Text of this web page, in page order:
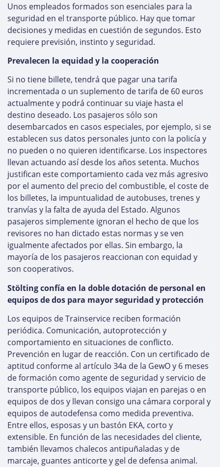
Unos empleados formados son esenciales para la
seguridad en el transporte público. Hay que tomar
decisiones y medidas en cuestión de segundos. Esto
requiere previsión, instinto y seguridad.
Prevalecen la equidad y la cooperación
Si no tiene billete, tendrá que pagar una tarifa
incrementada o un suplemento de tarifa de 60 euros
actualmente y podrá continuar su viaje hasta el
destino deseado. Los pasajeros sólo son
desembarcados en casos especiales, por ejemplo, si se
establecen sus datos personales junto con la policía y
no pueden o no quieren identificarse. Los inspectores
llevan actuando así desde los años setenta. Muchos
justifican este comportamiento cada vez más agresivo
por el aumento del precio del combustible, el coste de
los billetes, la impuntualidad de autobuses, trenes y
tranvías y la falta de ayuda del Estado. Algunos
pasajeros simplemente ignoran el hecho de que los
revisores no han dictado estas normas y se ven
igualmente afectados por ellas. Sin embargo, la
mayoría de los pasajeros reaccionan con equidad y
son cooperativos.
Stölting confía en la doble dotación de personal en
equipos de dos para mayor seguridad y protección
Los equipos de Trainservice reciben formación
periódica. Comunicación, autoprotección y
comportamiento en situaciones de conflicto.
Prevención en lugar de reacción. Con un certificado de
aptitud conforme al artículo 34a de la GewO y 6 meses
de formación como agente de seguridad y servicio de
transporte público, los equipos viajan en parejas o en
equipos de dos y llevan consigo una cámara corporal y
equipos de autodefensa como medida preventiva.
Entre ellos, esposas y un bastón EKA, corto y
extensible. En función de las necesidades del cliente,
también llevamos chalecos antipuñaladas y de
marcaje, guantes anticorte y gel de defensa animal.